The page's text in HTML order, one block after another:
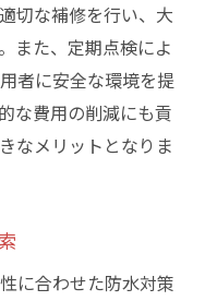
切な補修を行い、大
また、定期点検によ
者に安全な環境を提
な費用の削減にも貢
なメリットとなりま
に合わせた防水対策